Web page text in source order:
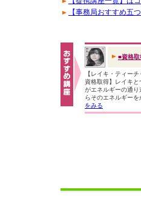
【事務局おすすめ五
■資格取
【レイキ・ティー
資格取得】レイキ
がエネルギーの通り
らそのエネルギーを
をみる